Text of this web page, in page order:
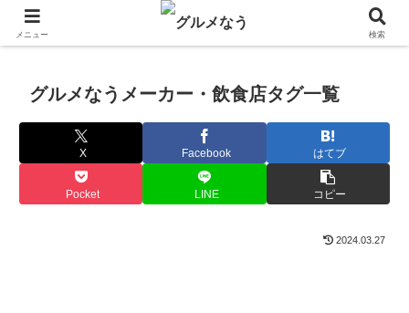
飲食店キャンペーン・食品飲料お菓子新発売のグルメニュース。
グルメなうメーカー・飲食店タグ一覧
X Facebook はてブ
Pocket LINE コピー
2024.03.27
メニュー 検索